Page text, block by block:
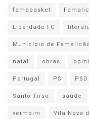
famabasket
Liberdade FC
Município de Famalicão
natal
obras
Portugal
PS PSD
Santo Tirso
saúde
vermoim
Vila Nova